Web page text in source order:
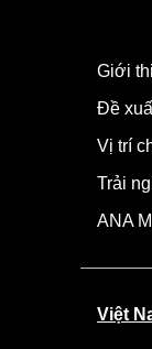
Giới
Đề
Vị trí
Trải
ANA
Việt